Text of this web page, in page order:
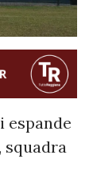
espande
, squadra